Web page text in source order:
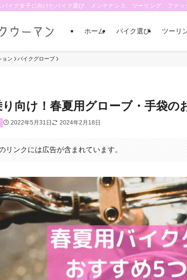
イク女子に向けたバイク選び、メンテナンス、ツーリング、ファ
ホーム バイク選び ツーリ
ョン バイクグローブ
向け！春夏用グローブ・手袋の
2022年5月31日 2024年2月18日
リンクには広告が含まれています。